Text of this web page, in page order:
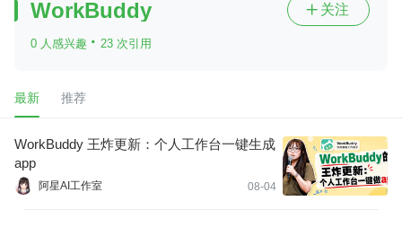
WorkBuddy
0 人感兴趣 · 23 次引用
 关注
最新 推荐
WorkBuddy 王炸更新：个人工作台一键生成
app
阿星AI工作室 08-04